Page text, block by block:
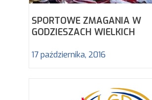
SPORTOWE ZMAGANIA W
GODZIESZACH WIELKICH
17 października, 2016